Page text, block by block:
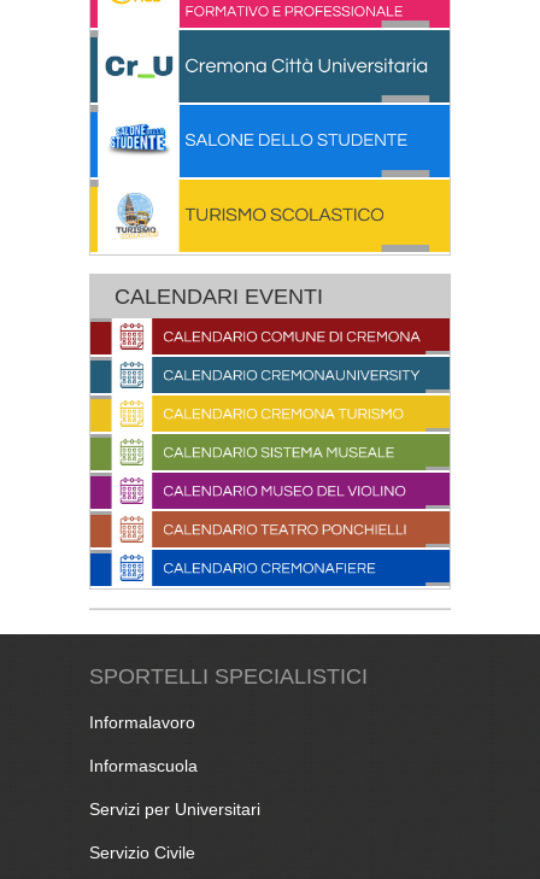
CALENDARI EVENTI
SPORTELLI SPECIALISTICI
Informalavoro
Informascuola
Servizi per Universitari
Servizio Civile